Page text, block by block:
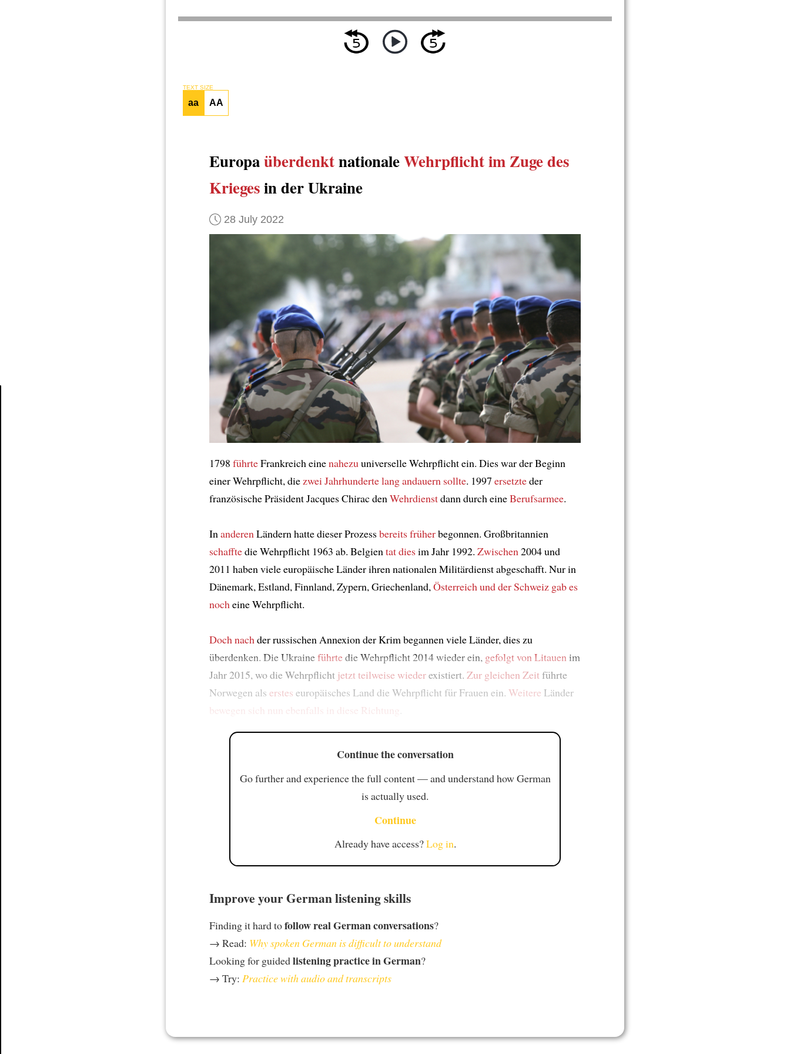
TEXT SIZE
aa AA
EuropaüberdenktnationaleWehrpflichtim Zuge des
Kriegesin der Ukraine
28 July 2022
1798 führteFrankreich einenahezuuniverselle Wehrpflicht ein. Dies war der Beginn
einer Wehrpflicht, diezwei Jahrhunderte langandauern sollte. 1997 ersetzteder
französische Präsident Jacques Chirac denWehrdienstdann durch eineBerufsarmee.
InanderenLändern hatte dieser Prozessbereits früherbegonnen. Großbritannien
schafftedie Wehrpflicht 1963 ab. Belgientat diesim Jahr 1992. Zwischen2004 und
2011 haben viele europäische Länder ihren nationalen Militärdienst abgeschafft. Nur in
Dänemark, Estland, Finnland, Zypern, Griechenland,Österreich und der Schweiz gab es
nocheine Wehrpflicht.
Doch nachder russischen Annexion der Krim begannen viele Länder, dies zu
überdenken. Die Ukraineführtedie Wehrpflicht 2014 wieder ein, gefolgt von Litauenim
Jahr 2015, wo die Wehrpflicht jetzt teilweise wiederexistiert. Zur gleichen Zeitführte
Norwegen als erstes europäisches Land die Wehrpflicht für Frauen ein. Weitere Länder
bewegen sich nun ebenfalls in diese Richtung
Continue the conversation
Go further and experience the full content — and understand how German
is actually used.
Continue
Already have access?Log in.
Improve your German listening skills
Finding it hard tofollow real German conversations?
→ Read: Why spoken German is difficult to understand
Looking for guidedlistening practice in German?
→ Try: Practice with audio and transcripts